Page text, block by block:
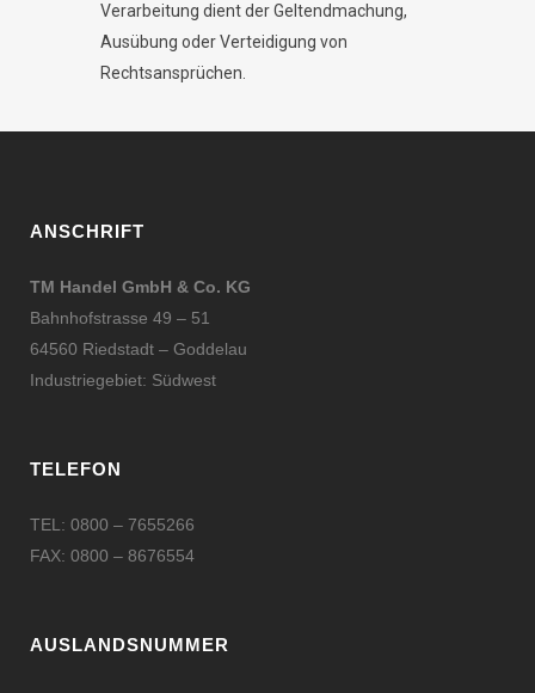
Verarbeitung dient der Geltendmachung,
Ausübung oder Verteidigung von
Rechtsansprüchen.
ANSCHRIFT
TM Handel GmbH & Co. KG
Bahnhofstrasse 49 – 51
64560 Riedstadt – Goddelau
Industriegebiet: Südwest
TELEFON
TEL: 0800 – 7655266
FAX: 0800 – 8676554
AUSLANDSNUMMER